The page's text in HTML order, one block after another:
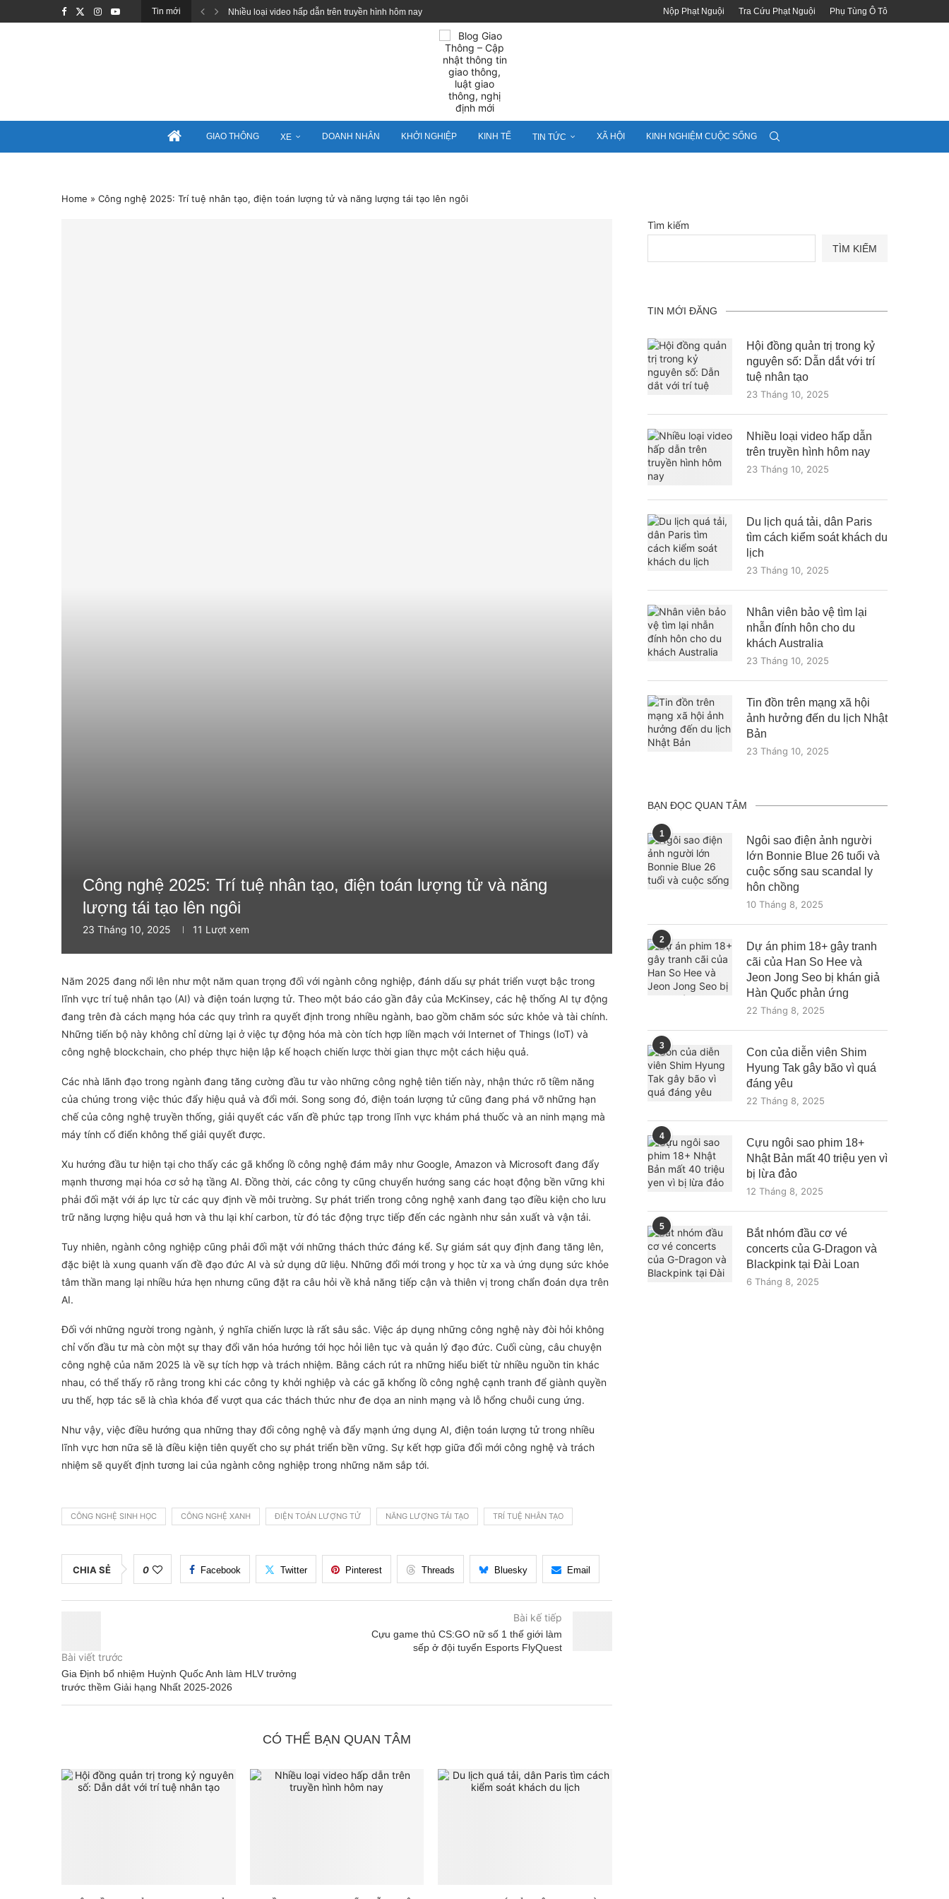
Tin mới Nhiều loại video hấp dẫn trên truyền hình hôm nay Nộp Phạt Nguội Tra Cứu Phạt Nguội Phụ Tùng Ô Tô
GIAO THÔNG XE DOANH NHÂN KHỞI NGHIỆP KINH TẾ TIN TỨC XÃ HỘI KINH NGHIỆM CUỘC SỐNG
Home » Công nghệ 2025: Trí tuệ nhân tạo, điện toán lượng tử và năng lượng tái tạo lên ngôi
Công nghệ 2025: Trí tuệ nhân tạo, điện toán lượng tử và năng
lượng tái tạo lên ngôi
23 Tháng 10, 2025 11 Lượt xem
Năm 2025 đang nổi lên như một năm quan trọng đối với ngành công nghiệp, đánh dấu sự phát triển vượt bậc trong
lĩnh vực trí tuệ nhân tạo (AI) và điện toán lượng tử. Theo một báo cáo gần đây của McKinsey, các hệ thống AI tự động
đang trên đà cách mạng hóa các quy trình ra quyết định trong nhiều ngành, bao gồm chăm sóc sức khỏe và tài chính.
Những tiến bộ này không chỉ dừng lại ở việc tự động hóa mà còn tích hợp liền mạch với Internet of Things (IoT) và
công nghệ blockchain, cho phép thực hiện lập kế hoạch chiến lược thời gian thực một cách hiệu quả.
Các nhà lãnh đạo trong ngành đang tăng cường đầu tư vào những công nghệ tiên tiến này, nhận thức rõ tiềm năng
của chúng trong việc thúc đẩy hiệu quả và đổi mới. Song song đó, điện toán lượng tử cũng đang phá vỡ những hạn
chế của công nghệ truyền thống, giải quyết các vấn đề phức tạp trong lĩnh vực khám phá thuốc và an ninh mạng mà
máy tính cổ điển không thể giải quyết được.
Xu hướng đầu tư hiện tại cho thấy các gã khổng lồ công nghệ đám mây như Google, Amazon và Microsoft đang đẩy
mạnh thương mại hóa cơ sở hạ tầng AI. Đồng thời, các công ty cũng chuyển hướng sang các hoạt động bền vững khi
phải đối mặt với áp lực từ các quy định về môi trường. Sự phát triển trong công nghệ xanh đang tạo điều kiện cho lưu
trữ năng lượng hiệu quả hơn và thu lại khí carbon, từ đó tác động trực tiếp đến các ngành như sản xuất và vận tải.
Tuy nhiên, ngành công nghiệp cũng phải đối mặt với những thách thức đáng kể. Sự giám sát quy định đang tăng lên,
đặc biệt là xung quanh vấn đề đạo đức AI và sử dụng dữ liệu. Những đổi mới trong y học từ xa và ứng dụng sức khỏe
tâm thần mang lại nhiều hứa hẹn nhưng cũng đặt ra câu hỏi về khả năng tiếp cận và thiên vị trong chẩn đoán dựa trên
AI.
Đối với những người trong ngành, ý nghĩa chiến lược là rất sâu sắc. Việc áp dụng những công nghệ này đòi hỏi không
chỉ vốn đầu tư mà còn một sự thay đổi văn hóa hướng tới học hỏi liên tục và quản lý đạo đức. Cuối cùng, câu chuyện
công nghệ của năm 2025 là về sự tích hợp và trách nhiệm. Bằng cách rút ra những hiểu biết từ nhiều nguồn tin khác
nhau, có thể thấy rõ rằng trong khi các công ty khởi nghiệp và các gã khổng lồ công nghệ cạnh tranh để giành quyền
ưu thế, hợp tác sẽ là chìa khóa để vượt qua các thách thức như đe dọa an ninh mạng và lỗ hổng chuỗi cung ứng.
Như vậy, việc điều hướng qua những thay đổi công nghệ và đẩy mạnh ứng dụng AI, điện toán lượng tử trong nhiều
lĩnh vực hơn nữa sẽ là điều kiện tiên quyết cho sự phát triển bền vững. Sự kết hợp giữa đổi mới công nghệ và trách
nhiệm sẽ quyết định tương lai của ngành công nghiệp trong những năm sắp tới.
CÔNG NGHỆ SINH HỌC CÔNG NGHỆ XANH ĐIỆN TOÁN LƯỢNG TỬ NĂNG LƯỢNG TÁI TẠO TRÍ TUỆ NHÂN TẠO
CHIA SẺ 0 Facebook Twitter Pinterest Threads Bluesky Email
Bài viết trước
Gia Định bổ nhiệm Huỳnh Quốc Anh làm HLV trưởng
trước thềm Giải hạng Nhất 2025-2026
Bài kế tiếp
Cựu game thủ CS:GO nữ số 1 thế giới làm
sếp ở đội tuyển Esports FlyQuest
CÓ THỂ BẠN QUAN TÂM
Tìm kiếm
TÌM KIẾM
TIN MỚI ĐĂNG
Hội đồng quản trị trong kỷ
nguyên số: Dẫn dắt với trí
tuệ nhân tạo
23 Tháng 10, 2025
Nhiều loại video hấp dẫn
trên truyền hình hôm nay
23 Tháng 10, 2025
Du lịch quá tải, dân Paris
tìm cách kiểm soát khách du
lịch
23 Tháng 10, 2025
Nhân viên bảo vệ tìm lại
nhẫn đính hôn cho du
khách Australia
23 Tháng 10, 2025
Tin đồn trên mạng xã hội
ảnh hưởng đến du lịch Nhật
Bản
23 Tháng 10, 2025
BẠN ĐỌC QUAN TÂM
1
Ngôi sao điện ảnh người
lớn Bonnie Blue 26 tuổi và
cuộc sống sau scandal ly
hôn chồng
10 Tháng 8, 2025
2
Dự án phim 18+ gây tranh
cãi của Han So Hee và
Jeon Jong Seo bị khán giả
Hàn Quốc phản ứng
22 Tháng 8, 2025
3
Con của diễn viên Shim
Hyung Tak gây bão vì quá
đáng yêu
22 Tháng 8, 2025
4
Cựu ngôi sao phim 18+
Nhật Bản mất 40 triệu yen vì
bị lừa đảo
12 Tháng 8, 2025
5
Bắt nhóm đầu cơ vé
concerts của G-Dragon và
Blackpink tại Đài Loan
6 Tháng 8, 2025